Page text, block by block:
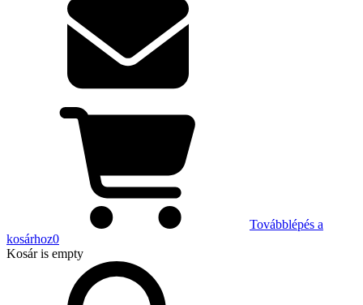
Továbblépés a
kosárhoz0
Kosáris empty